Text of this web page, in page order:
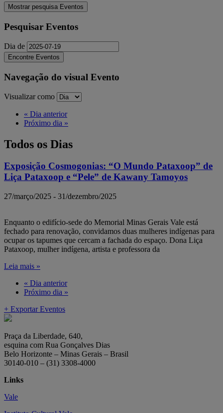
Mostrar pesquisa Eventos
Pesquisar Eventos
Dia de
Navegação do visual Evento
Visualizar como
« Dia anterior
Próximo dia »
Todos os Dias
Exposição Cosmogonias: “O Mundo Pataxoop” de
Liça Pataxoop e “Pele” de Kawany Tamoyos
27/março/2025 - 31/dezembro/2025
Enquanto o edifício-sede do Memorial Minas Gerais Vale está
fechado para renovação, convidamos duas mulheres indígenas para
ocupar os tapumes que cercam a fachada do espaço. Dona Liça
Pataxoop, mulher indígena, artista e professora da
Leia mais »
« Dia anterior
Próximo dia »
+ Exportar Eventos
Praça da Liberdade, 640,
esquina com Rua Gonçalves Dias
Belo Horizonte – Minas Gerais – Brasil
30140-010 – (31) 3308-4000
Links
Vale